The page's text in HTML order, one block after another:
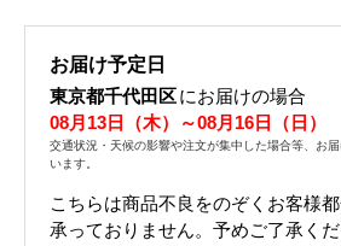
お届け予定日
東京都千代田区にお届けの場合
08月13日（木）～08月16日（日）
交通状況・天候の影響や注文が集中した場合等、お
います。
こちらは商品不良をのぞくお客様
承っておりません。予めご了承くだ